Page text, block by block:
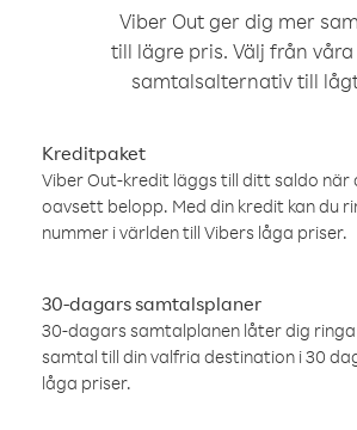
Viber Out ger dig mer
till lägre pris. Välj från
samtalsalternativ till
Kreditpaket
Viber Out-kredit läggs till ditt saldo när
oavsett belopp. Med din kredit kan du
nummer i världen till Vibers låga priser.
30-dagars samtalsplaner
30-dagars samtalplanen låter dig
samtal till din valfria destination i 30
låga priser.